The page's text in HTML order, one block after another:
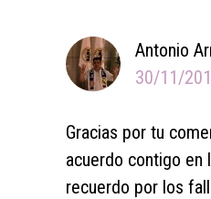
Antonio
30/11/
Gracias por tu
acuerdo contigo en
recuerdo por los